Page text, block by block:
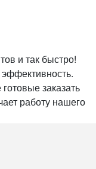
и так быстро!
заказать
работу нашего